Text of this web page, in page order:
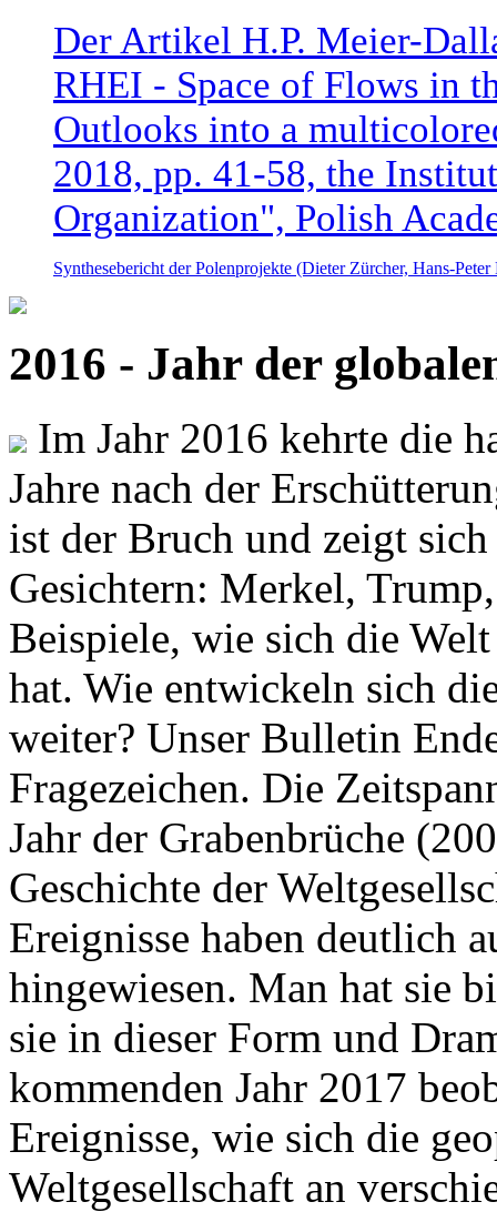
Der Artikel H.P. Meier-
RHEI - Space of Flows in
Outlooks into a
2018, pp. 41-58, the
Organization", Polish
Synthesebericht der Polenprojekte (Dieter Zürcher, Hans-
2016 - Jahr der
Im Jahr 2016 kehrte die
Jahre nach der
ist der Bruch und zeigt
Gesichtern: Merkel,
Beispiele, wie sich die
hat. Wie entwickeln sich
weiter? Unser Bulletin
Fragezeichen. Die
Jahr der Grabenbrüche
Geschichte der
Ereignisse haben deutlich
hingewiesen. Man hat sie
sie in dieser Form und
kommenden Jahr 2017
Ereignisse, wie sich die
Weltgesellschaft an